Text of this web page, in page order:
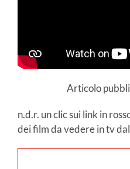
Articolo
n.d.r. un clic sui link in
dei film da vedere in tv